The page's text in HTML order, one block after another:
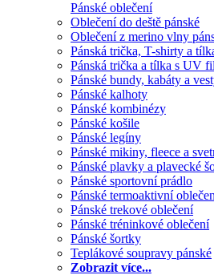
Pánské oblečení
Oblečení do deště pánské
Oblečení z merino vlny
Pánská trička, T-shirty a
Pánská trička a tílka s UV
Pánské bundy, kabáty a
Pánské kalhoty
Pánské kombinézy
Pánské košile
Pánské legíny
Pánské mikiny, fleece a
Pánské plavky a plavecké
Pánské sportovní prádlo
Pánské termoaktivní
Pánské trekové oblečení
Pánské tréninkové oblečení
Pánské šortky
Teplákové soupravy pánské
Zobrazit více...